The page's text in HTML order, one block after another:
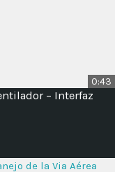
0:43
– Interfaz